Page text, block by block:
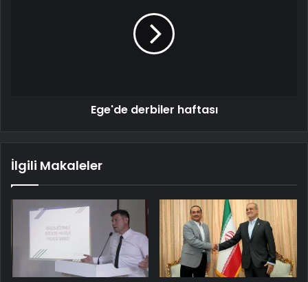
Ege'de derbiler haftası
İlgili Makaleler